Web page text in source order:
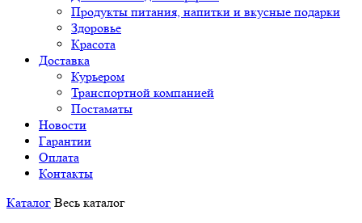
Продукты питания, напитки и вкусные подарки
Здоровье
Красота
Доставка
Курьером
Транспортной компанией
Постаматы
Новости
Гарантии
Оплата
Контакты
Каталог Весь каталог